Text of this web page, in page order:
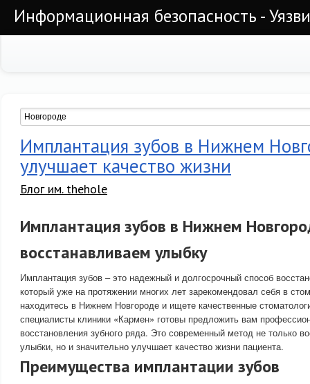
Информационная безопасность -
Имплантация зубов в Нижнем
улучшает качество жизни
Блог им. thehole
Имплантация зубов в Нижнем
восстанавливаем улыбку
Имплантация зубов – это надежный и долгосрочный способ
который уже на протяжении многих лет зарекомендовал себя в
находитесь в Нижнем Новгороде и ищете качественные
специалисты клиники «Кармен» готовы предложить вам
восстановления зубного ряда. Это современный метод не только
улыбки, но и значительно улучшает качество жизни пациента.
Преимущества имплантации зубов